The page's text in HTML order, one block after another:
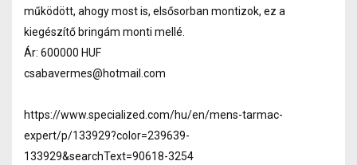
működött, ahogy most is, elsősorban montizok, ez a
kiegészítő bringám monti mellé.
Ár: 600000 HUF
csabavermes@hotmail.com
https://www.specialized.com/hu/en/mens-tarmac-
expert/p/133929?color=239639-
133929&searchText=90618-3254